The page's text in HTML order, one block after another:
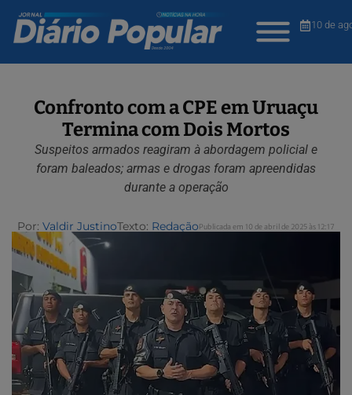
10 de
Confronto com a CPE em Uruaçu
Termina com Dois Mortos
Suspeitos armados reagiram à abordagem policial e
foram baleados; armas e drogas foram apreendidas
durante a operação
Por: Valdir JustinoTexto: RedaçãoPublicada em 10 de abril de 2025 às 12:17